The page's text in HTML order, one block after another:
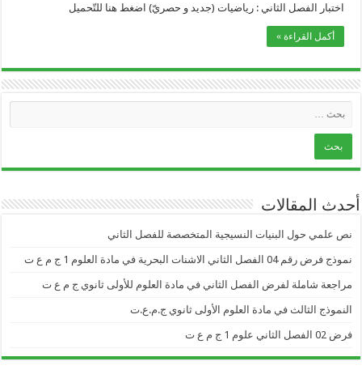
اختبار الفصل الثاني : رياضيات (جديد و حصريّ) اضغط هنا للتّحميل
أكمل القراءة »
أحدث المقالات
نص علمي حول البنيات النسيجية المتخصصة للفصل الثاني
نموذج فرض رقم 04 الفصل الثاني الاشنات البحرية في مادة العلوم 1 ج م ع ت
مراجعة شاملة لفرض الفصل الثاني في مادة العلوم للأولى ثانوي ج م ع ت
النموذج الثالث في مادة العلوم الأولى ثانوي ج.م.ع.ت
فرض 02 الفصل الثاني علوم 1 ج م ع ت